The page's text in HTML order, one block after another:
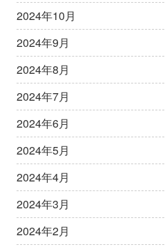
2024年10月
2024年9月
2024年8月
2024年7月
2024年6月
2024年5月
2024年4月
2024年3月
2024年2月